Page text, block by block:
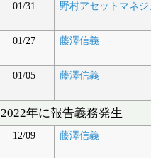
01/31 野村アセットマネジ
01/27 藤澤信義
01/05 藤澤信義
2022年に報告義務発生
12/09 藤澤信義